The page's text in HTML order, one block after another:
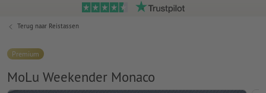
Terug naar Reistassen
Premium
MoLu Weekender Monaco